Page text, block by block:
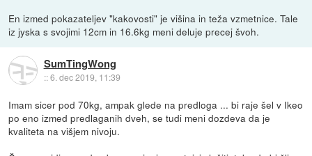
En izmed pokazateljev "kakovosti" je višina in teža vzmetnice. Tale
iz jyska s svojimi 12cm in 16.6kg meni deluje precej švoh.
SumTingWong
::6. dec 2019, 11:39
Imam sicer pod 70kg, ampak glede na predloga ... bi raje šel v Ikeo
po eno izmed predlaganih dveh, se tudi meni dozdeva da je
kvaliteta na višjem nivoju.